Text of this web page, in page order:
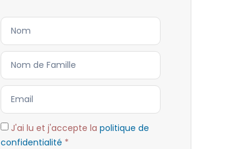
J'ai lu et j'accepte la politique de
confidentialité *